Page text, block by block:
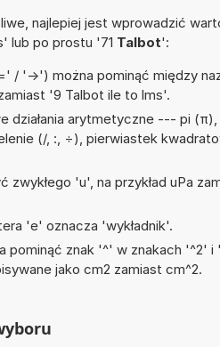
najlepiej jest wprowadzić
lub po prostu '71 Talbot':
/ '->') można pominąć między
'9 Talbot ile to lms'.
działania arytmetyczne --- pi (π),
(/, :, ÷), pierwiastek
'u', na przykład uPa
'e' oznacza 'wykładnik'.
znak '^' w znakach '^2' i
jako cm2 zamiast cm^2.